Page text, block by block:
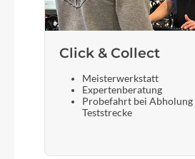
28"
Gepäckträger
CUBE Integrated Carrier 2.0,
Adapter Compatible, SnapIt
Click & Collect
Meisterwerkstatt
Expertenberatung
Probefahrt bei Abholung
Teststrecke